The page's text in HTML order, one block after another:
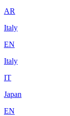
AR
Italy
EN
Italy
IT
Japan
EN